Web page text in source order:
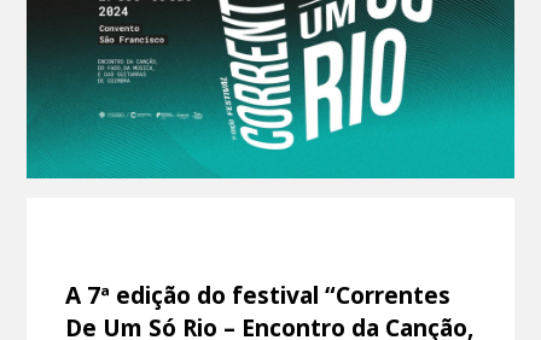
A 7ª edição do festival “Correntes
De Um Só Rio – Encontro da Canção,